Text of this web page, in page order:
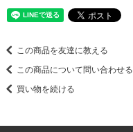
この商品を友達に教える
この商品について問い合わせる
買い物を続ける